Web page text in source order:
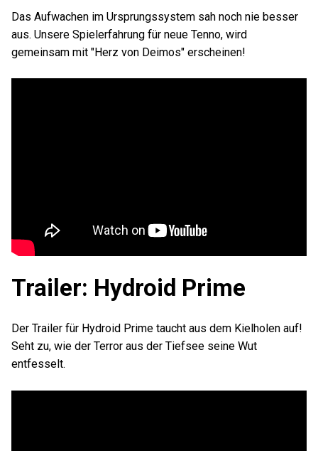
Das Aufwachen im Ursprungssystem sah noch nie besser
aus. Unsere Spielerfahrung für neue Tenno, wird
gemeinsam mit "Herz von Deimos" erscheinen!
Trailer: Hydroid Prime
Der Trailer für Hydroid Prime taucht aus dem Kielholen auf!
Seht zu, wie der Terror aus der Tiefsee seine Wut
entfesselt.